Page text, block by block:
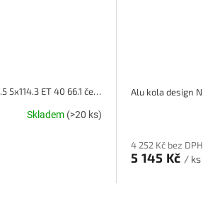
Alu kola design Nissan (XE173) 17x7.5 5x114.3 ET 40 66.1 černé
Skladem (>20 ks)
4 252 Kč bez DPH
5 145 Kč / ks